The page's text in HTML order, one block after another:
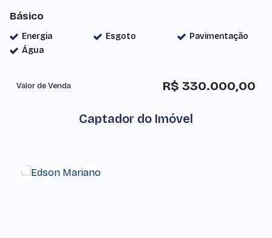
Básico
Energia Esgoto
Pavimentação
Água
R$ 330.000,00
Valor de Venda
Captador do Imóvel